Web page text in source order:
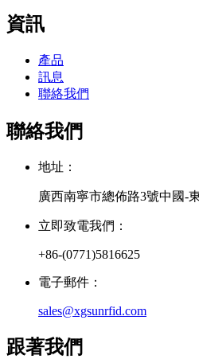
資訊
產品
訊息
聯絡我們
聯絡我們
地址：
廣西南寧市總佈路3號中國-
立即致電我們：
+86-(0771)5816625
電子郵件：
sales@xgsunrfid.com
跟著我們